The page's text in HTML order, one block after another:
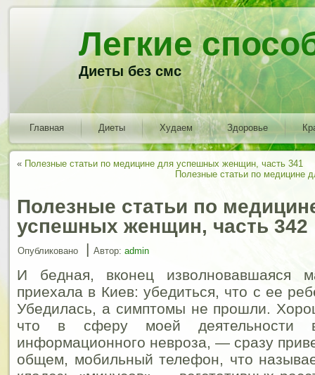
Легкие
Диеты без смс
Главная Диеты Худаем Здоровье
« Полезные статьи по медицине для успешных женщин, часть 341
Полезные статьи по медицине
Полезные статьи по
успешных женщин, часть 342
Опубликовано | Автор: admin
И бедная, вконец изволновавшаяся
приехала в Киев: убедиться, что с ее
Убедилась, а симптомы не прошли.
что в сферу моей деятельности
информационного невроза, — сразу
общем, мобильный телефон, что